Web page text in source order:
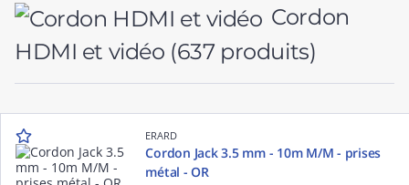
Cordon
HDMI et vidéo (637 produits)
ERARD
Cordon Jack 3.5 mm - 10m M/M - prises
métal - OR